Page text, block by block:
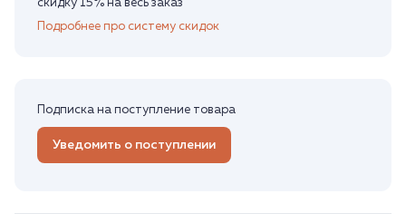
скидку 15% на весь заказ
Подробнее про систему скидок
Подписка на поступление товара
Уведомить о поступлении